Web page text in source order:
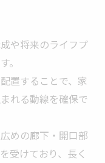
や将来のライフプ
。
置することで、家
れる動線を確保で
めの廊下・開口部
受けており、長く